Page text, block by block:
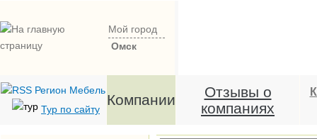
Мой город
Омск
Тур по сайту
Компании
Отзывы о
компаниях